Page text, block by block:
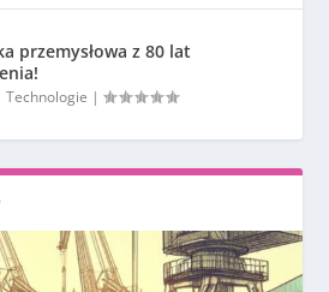
przemysłowa z 80 lat
Technologie |